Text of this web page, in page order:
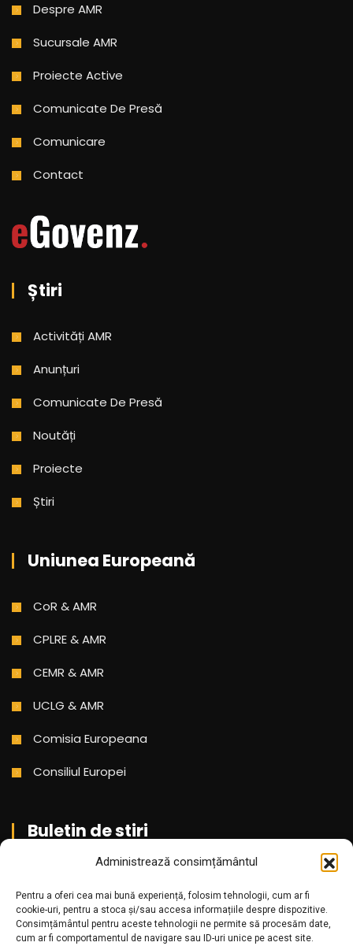
Administrează consimțământul
Pentru a oferi cea mai bună experiență, folosim tehnologii, cum ar fi
cookie-uri, pentru a stoca și/sau accesa informațiile despre dispozitive.
Consimțământul pentru aceste tehnologii ne permite să procesăm date,
cum ar fi comportamentul de navigare sau ID-uri unice pe acest site.
Despre AMR
Sucursale AMR
Proiecte Active
Comunicate De Presă
Comunicare
Contact
Știri
Activități AMR
Anunțuri
Comunicate De Presă
Noutăți
Proiecte
Știri
Uniunea Europeană
CoR & AMR
CPLRE & AMR
CEMR & AMR
UCLG & AMR
Comisia Europeana
Consiliul Europei
Buletin de stiri
Aboneaza-te pentru a primi cele mai noi stiri din partea
noastra!